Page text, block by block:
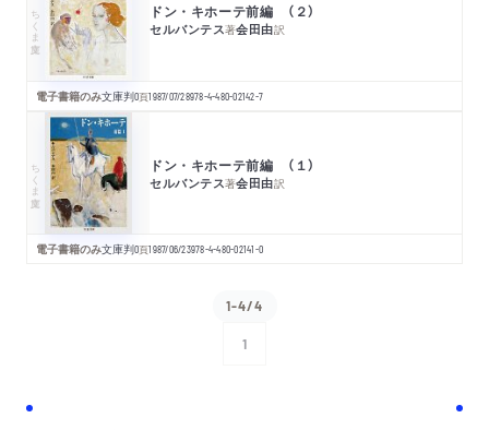
ちくま文庫 ドン・キホーテ前編 （２）
セルバンテス著会田由訳
電子書籍のみ文庫判0頁1987/07/28978-4-480-02142-7
ちくま文庫 ドン・キホーテ前編 （１）
セルバンテス著会田由訳
電子書籍のみ文庫判0頁1987/06/23978-4-480-02141-0
1-4/4
1